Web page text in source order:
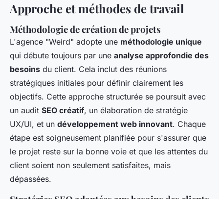
Approche et méthodes de travail
Méthodologie de création de projets
L'agence "Weird" adopte une méthodologie unique
qui débute toujours par une analyse approfondie des
besoins du client. Cela inclut des réunions
stratégiques initiales pour définir clairement les
objectifs. Cette approche structurée se poursuit avec
un audit SEO créatif, un élaboration de stratégie
UX/UI, et un développement web innovant. Chaque
étape est soigneusement planifiée pour s'assurer que
le projet reste sur la bonne voie et que les attentes du
client soient non seulement satisfaites, mais
dépassées.